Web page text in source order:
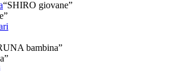
“SHIRO giovane”
bambina”